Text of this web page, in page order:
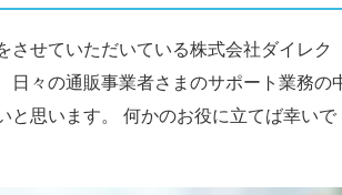
させていただいている株式会社ダイレク
日々の通販事業者さまのサポート業務の
と思います。 何かのお役に立てば幸いで